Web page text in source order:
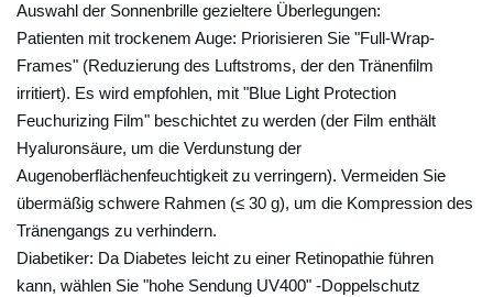
t
s
o
l
l
t
e
b
e
i
Auswahl der Sonnenbrille gezieltere Überlegungen:
Patienten mit trockenem Auge: Priorisieren Sie "Full-Wrap-
Frames" (Reduzierung des Luftstroms, der den Tränenfilm
irritiert). Es wird empfohlen, mit "Blue Light Protection
Feuchurizing Film" beschichtet zu werden (der Film enthält
Hyaluronsäure, um die Verdunstung der
Augenoberflächenfeuchtigkeit zu verringern). Vermeiden Sie
übermäßig schwere Rahmen (≤ 30 g), um die Kompression des
Tränengangs zu verhindern.
Diabetiker: Da Diabetes leicht zu einer Retinopathie führen
kann, wählen Sie "hohe Sendung UV400" -Doppelschutz